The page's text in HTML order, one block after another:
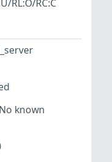
RL:O/RC:C
No known